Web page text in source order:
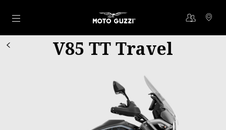
Ir al contenido principal
V85 TT Travel